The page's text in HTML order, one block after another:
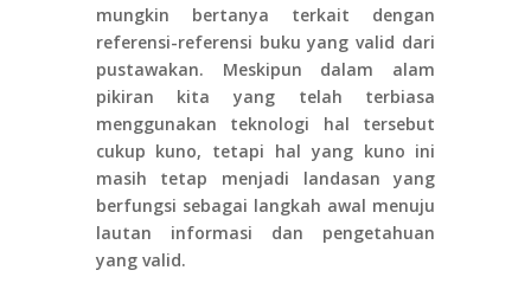
mungkin bertanya terkait dengan
referensi-referensi buku yang valid dari
pustawakan. Meskipun dalam alam
pikiran kita yang telah terbiasa
menggunakan teknologi hal tersebut
cukup kuno, tetapi hal yang kuno ini
masih tetap menjadi landasan yang
berfungsi sebagai langkah awal menuju
lautan informasi dan pengetahuan
yang valid.